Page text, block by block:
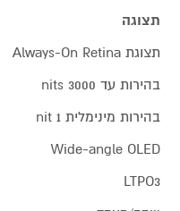
תצוגה
תצוגת Always-On Retina
בהירות עד 3000 nits
בהירות מינימלית 1 nit
Wide-angle OLED
LTPO3